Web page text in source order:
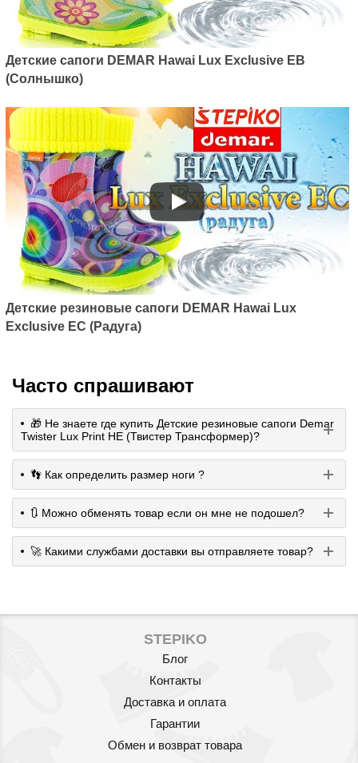
Детские сапоги DEMAR Hawai Lux Exclusive EB
(Солнышко)
Детские резиновые сапоги DEMAR Hawai Lux
Exclusive EC (Радуга)
Часто спрашивают
🎁 Не знаете где купить Детские резиновые сапоги Demar
Twister Lux Print HE (Твистер Трансформер)?
👣 Как определить размер ноги ?
🔃 Можно обменять товар если он мне не подошел?
🚀 Какими службами доставки вы отправляете товар?
STEPIKO
Блог
Контакты
Доставка и оплата
Гарантии
Обмен и возврат товара